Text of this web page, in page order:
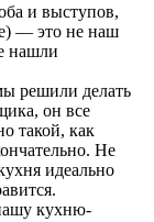
и выступов,
— это не наш
нашли
решили делать
он все
такой, как
Не
идеально
кухню-